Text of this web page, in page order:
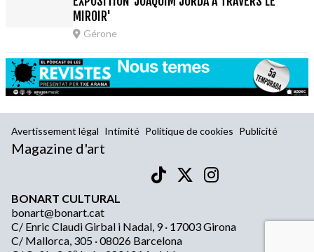
MIROIR'
Gérone
Avertissement légal Intimité Politique de cookies Publicité
Magazine d'art
BONART CULTURAL
bonart@bonart.cat
C/ Enric Claudi Girbal i Nadal, 9 · 17003 Girona
C/ Mallorca, 305 · 08026 Barcelona